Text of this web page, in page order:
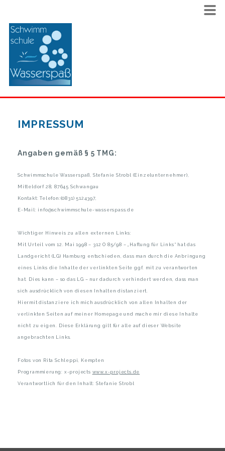
IMPRESSUM
Angaben gemäß § 5 TMG:
Schwimmschule Wasserspaß, Stefanie Strobl (Einzelunternehmer),
Mitteldorf 28, 87645 Schwangau
Kontakt: Telefon:(0831) 5124397,
E-Mail: info@schwimmschule-wasserspass.de
Wichtiger Hinweis zu allen externen Links:
Mit Urteil vom 12. Mai 1998 – 312 O 85/98 – „Haftung für Links“ hat das
Landgericht (LG) Hamburg entschieden, dass man durch die Anbringung
eines Links die Inhalte der verlinkten Seite ggf. mit zu verantworten
hat. Dies kann – so das LG – nur dadurch verhindert werden, dass man
sich ausdrücklich von diesen Inhalten distanziert.
Hiermit distanziere ich mich ausdrücklich von allen Inhalten der
verlinkten Seiten auf meiner Homepage und mache mir diese Inhalte
nicht zu eigen. Diese Erklärung gilt für alle auf dieser Website
angebrachten Links.
Fotos von Rita Schleppi, Kempten
Programmierung: x-projects www.x-projects.de
Verantwortlich für den Inhalt: Stefanie Strobl